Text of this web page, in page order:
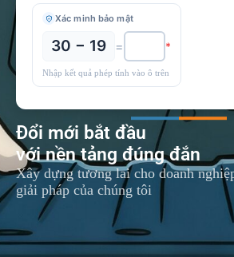
Xác minh bảo mật
30 − 19 = *
Nhập kết quả phép tính vào ô trên
Đổi mới bắt đầu
với nền tảng đúng đắn
Xây dựng tương lai cho doanh
giải pháp của chúng tôi